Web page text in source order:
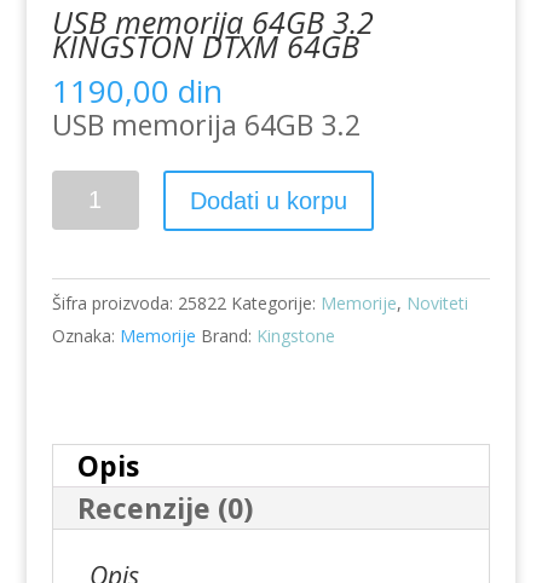
USB memorija 64GB 3.2
KINGSTON DTXM 64GB
1190,00 din
USB memorija 64GB 3.2
USB
memorija
3.2
KINGSTON
DTXM
Dodati u korpu
Šifra proizvoda: 25822 Kategorije: Memorije, Noviteti
Oznaka: Memorije Brand: Kingstone
Opis
Recenzije (0)
Opis